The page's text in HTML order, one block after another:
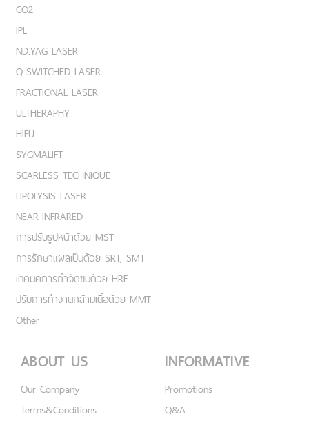
CO2
IPL
ND:YAG LASER
Q-SWITCHED LASER
FRACTIONAL LASER
ULTHERAPHY
HIFU
SYGMALIFT
SCARLESS TECHNIQUE
LIPOLYSIS LASER
NEAR-INFRARED
การปรับรูปหน้าด้วย MST
การรักษาแผลเป็นด้วย SRT, SMT
เทคนิคการกำจัดขนด้วย HRE
ปรับการทำงานกล้ามเนื้อด้วย MMT
Other
ABOUT US
Our Company
Terms&Conditions
INFORMATIVE
Promotions
Q&A